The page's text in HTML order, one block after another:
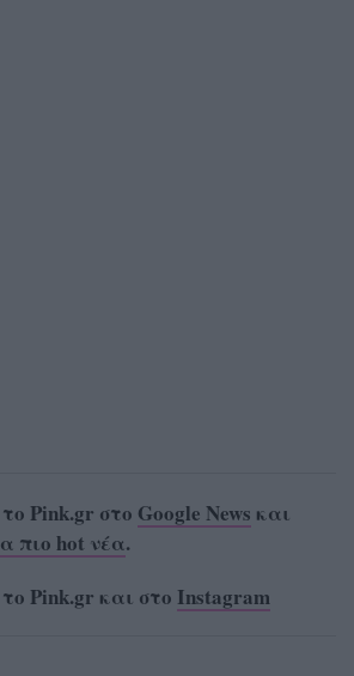
Pink.gr στο Google News και
πιο hot νέα.
Pink.gr και στο Instagram